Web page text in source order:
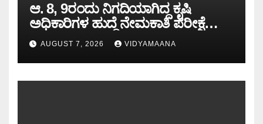
ಆ. 8, 9ರಂದು ನಿಗದಿಯಾಗಿದ್ದ ಕೃಷಿ
ಅಧಿಕಾರಿಗಳ ಹುದ್ದೆ ನೇಮಕಾತಿ ಪರೀಕ್ಷೆ
ಮುಂದೂಡಿಕೆ: ಸಚಿವ ಪ್ರಿಯಾಂಕ್ ಖರ್ಗೆ..!!
AUGUST 7, 2026 VIDYAMAANA